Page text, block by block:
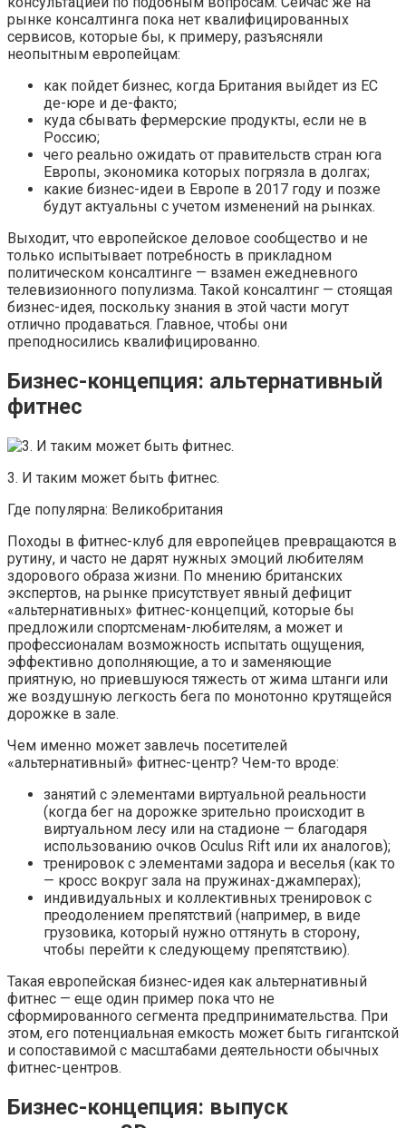
рынке консалтинга пока нет квалифицированных
сервисов, которые бы, к примеру, разъясняли
неопытным европейцам:
как пойдет бизнес, когда Британия выйдет из ЕС
де-юре и де-факто;
куда сбывать фермерские продукты, если не в
Россию;
чего реально ожидать от правительств стран юга
Европы, экономика которых погрязла в долгах;
какие бизнес-идеи в Европе в 2017 году и позже
будут актуальны с учетом изменений на рынках.
Выходит, что европейское деловое сообщество и не
только испытывает потребность в прикладном
политическом консалтинге — взамен ежедневного
телевизионного популизма. Такой консалтинг — стоящая
бизнес-идея, поскольку знания в этой части могут
отлично продаваться. Главное, чтобы они
преподносились квалифицированно.
Бизнес-концепция: альтернативный
фитнес
3. И таким может быть фитнес.
Где популярна: Великобритания
Походы в фитнес-клуб для европейцев превращаются в
рутину, и часто не дарят нужных эмоций любителям
здорового образа жизни. По мнению британских
экспертов, на рынке присутствует явный дефицит
«альтернативных» фитнес-концепций, которые бы
предложили спортсменам-любителям, а может и
профессионалам возможность испытать ощущения,
эффективно дополняющие, а то и заменяющие
приятную, но приевшуюся тяжесть от жима штанги или
же воздушную легкость бега по монотонно крутящейся
дорожке в зале.
Чем именно может завлечь посетителей
«альтернативный» фитнес-центр? Чем-то вроде:
занятий с элементами виртуальной реальности
(когда бег на дорожке зрительно происходит в
виртуальном лесу или на стадионе — благодаря
использованию очков Oculus Rift или их аналогов);
тренировок с элементами задора и веселья (как то
— кросс вокруг зала на пружинах-джамперах);
индивидуальных и коллективных тренировок с
преодолением препятствий (например, в виде
грузовика, который нужно оттянуть в сторону,
чтобы перейти к следующему препятствию).
Такая европейская бизнес-идея как альтернативный
фитнес — еще один пример пока что не
сформированного сегмента предпринимательства. При
этом, его потенциальная емкость может быть гигантской
и сопоставимой с масштабами деятельности обычных
фитнес-центров.
Бизнес-концепция: выпуск